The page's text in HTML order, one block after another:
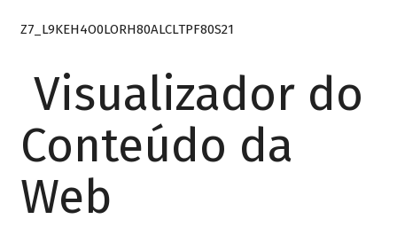
Z7_L9KEH4O0LORH80ALCLTPF80S21
Visualizador do
Conteúdo da
Web